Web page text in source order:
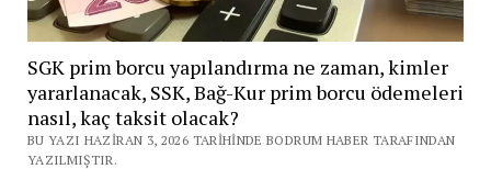
SGK prim borcu yapılandırma ne zaman, kimler
yararlanacak, SSK, Bağ-Kur prim borcu ödemeleri
nasıl, kaç taksit olacak?
BU YAZI HAZIRAN 3, 2026 TARIHINDE BODRUM HABER TARAFINDAN
YAZILMIŞTIR.